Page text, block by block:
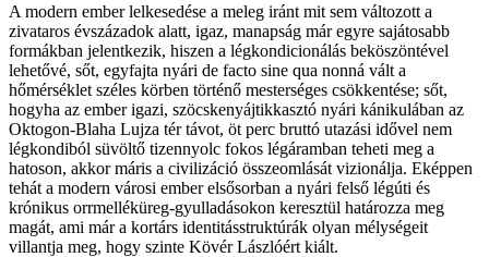
A modern ember lelkesedése a meleg iránt mit sem változott a
zivataros évszázadok alatt, igaz, manapság már egyre sajátosabb
formákban jelentkezik, hiszen a légkondicionálás beköszöntével
lehetővé, sőt, egyfajta nyári de facto sine qua nonná vált a
hőmérséklet széles körben történő mesterséges csökkentése; sőt,
hogyha az ember igazi, szöcskenyájtikkasztó nyári kánikulában az
Oktogon-Blaha Lujza tér távot, öt perc bruttó utazási idővel nem
légkondiból süvöltő tizennyolc fokos légáramban teheti meg a
hatoson, akkor máris a civilizáció összeomlását vizionálja. Eképpen
tehát a modern városi ember elsősorban a nyári felső légúti és
krónikus orrmelléküreg-gyulladásokon keresztül határozza meg
magát, ami már a kortárs identitásstruktúrák olyan mélységeit
villantja meg, hogy szinte Kövér Lászlóért kiált.